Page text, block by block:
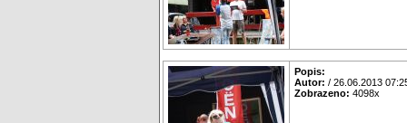
Popis:
Autor: / 26.06.2013
Zobrazeno: 4098x